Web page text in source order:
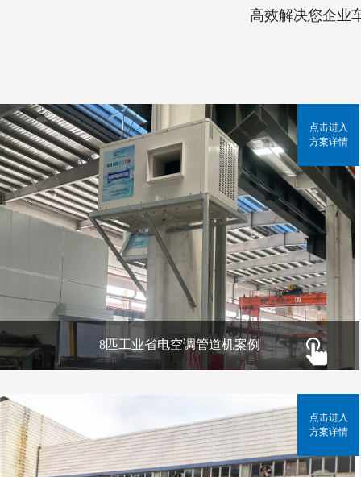
高效解决您企业
8匹工业省电空调管道机案例
点击进入
方案详情
点击进入
方案详情